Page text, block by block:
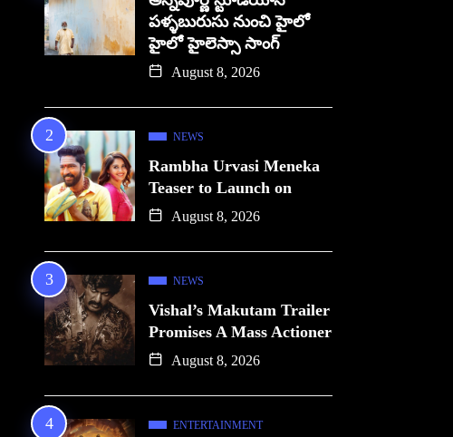
పళ్ళబురుసు నుంచి హైలో
హైలో హైలెస్సా సాంగ్
August 8, 2026
NEWS
Rambha Urvasi Meneka
Teaser to Launch on
August 8, 2026
NEWS
Vishal’s Makutam Trailer
Promises A Mass Actioner
August 8, 2026
ENTERTAINMENT